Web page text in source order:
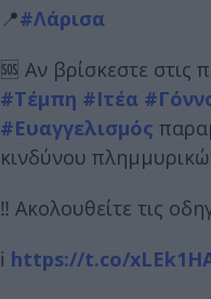
📍#Λάρισα
🆘 Αν βρίσκεστε στις
#Τέμπη #Ιτέα
#Ευαγγελισμός
κινδύνου
‼️ Ακολουθείτε τις
ℹ️ https://t.co/